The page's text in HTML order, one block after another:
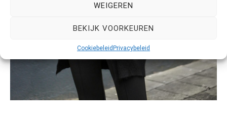
WEIGEREN
BEKIJK VOORKEUREN
Cookiebeleid Privacybeleid